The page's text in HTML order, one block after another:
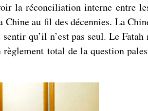
la réconciliation interne entre
au fil des décennies. La
qu’il n’est pas seul. Le Fatah
total de la question